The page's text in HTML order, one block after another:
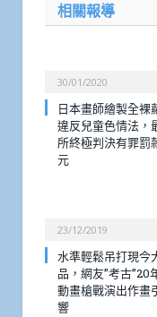
相關報導
30/01/2020
日本畫師繪製全裸
違反兒童色情法，
所終極判決有罪罰
元
23/12/2019
水準輕鬆吊打現今
品，網友”考古”20
動畫槍戰演出作畫
響